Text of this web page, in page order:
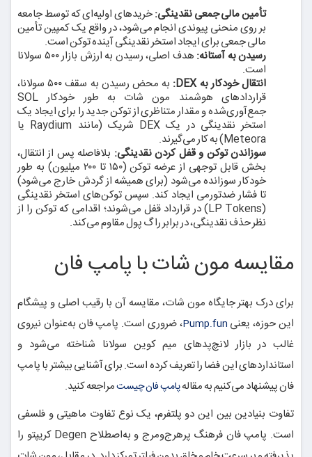
تأمین مالی جمعی نقدینگی:خریدهای اولیه‌ای که توسط جامعه
بر روی منحنی پیوندی انجام می‌شود، در واقع یک کمپین تأمین
مالی جمعی برای ایجاد استخر نقدینگی آینده توکن است.
رسیدن به آستانه:
هدف اصلی، رسیدن به ارزش بازار ۵۰۰ سولانا
است.
انتقال خودکار به DEX:
به محض رسیدن به سقف ۵۰۰ سولانا،
قراردادهای هوشمند مون شات به طور خودکار SOL
جمع‌آوری‌شده و مقدار متناظری از توکن جدید را برای ایجاد یک
استخر نقدینگی در یک DEX شریک (مانند Raydium یا
Meteora) به کار می‌گیرند.
سوزاندن توکن و قفل کردن نقدینگی: بلافاصله پس از انتقال،
بخش قابل توجهی از عرضه توکن (۱۵۰ تا ۲۰۰ میلیون) به طور
خودکار سوزانده می‌شود (برای همیشه از گردش خارج می‌شود)
تا فشار ضدتورمی ایجاد کند. سپس توکن‌های استخر نقدینگی
(LP Tokens) در قرارداد قفل می‌شوند؛ اقدامی که توکن را از
نظر حذف نقدینگی، در برابر راگ پول مقاوم می‌کند.
مقایسه مون شات با پامپ فان
برای درک بهتر جایگاه مون شات، مقایسه آن با رقیب اصلی و پیشگام
این حوزه، یعنی Pump.fun، ضروری است. پامپ فان به‌عنوان نیروی
غالب در بازار لانچ‌پدهای میم کوین سولانا شناخته می‌شود و
استانداردهای این فضا را تعریف کرده است. برای آشنایی بیشتر با پامپ
فان پیشنهاد می‌کنیم به مقالهپامپ فان چیستمراجعه کنید.
تفاوت بنیادین بین این دو پلتفرم، یک نوع تفاوت ماهیتی و فلسفی
است. پامپ فان فرهنگ پرهرج‌ومرج و به‌اصطلاح Degen کریپتو را